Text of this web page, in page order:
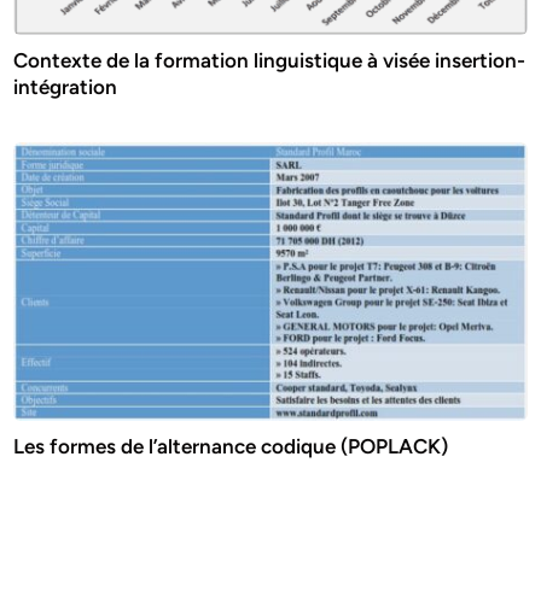
Contexte de la formation linguistique à visée insertion-
intégration
Les formes de l’alternance codique (POPLACK)